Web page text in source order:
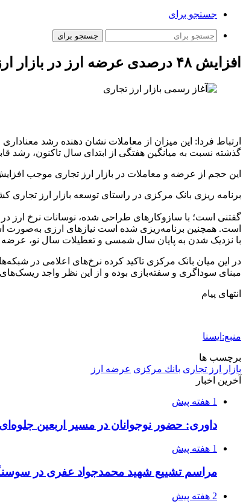
جستجو برای
جستجو برای
افزایش ۴۸ درصدی عرضه ارز در بازار ارز تجاری
ارتباط فردا: این میزان از معاملات نشان دهنده رشد
گذشته نسبت به میانگین هفتگی از ابتدای سال تاکنون، رشد قابل توجهی بالغ
این حجم از عرضه و معاملات در بازار ارز تجاری موجب
برنامه ریزی بانک مرکزی در راستای توسعه بازار ارز
است. همچنین برنامه‌ریزی شده است نیازهای ارزی به‌صورت
با نزدیک شدن به پایان سال شمسی و تعطیلات سال نو،
در این میان بانک مرکزی تاکید کرده نرخ‌های اعلامی در
مبنای سوداگری و سفته‌بازی بوده و از این نظر واجد
انتهای پیام
منبع:ایسنا
برچسب ها
بازار ارز تجاری بانك مركزی عرضه ارز
آخرین اخبار
1 هفته پیش
داوری: حضور نوجوانان در مسیر اربعین
1 هفته پیش
مراسم تشییع شهید محمدجواد عفری در
2 هفته پیش